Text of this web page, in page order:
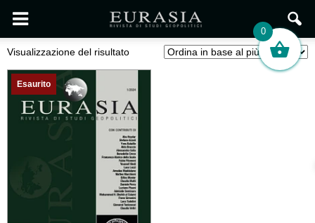
Visualizzazione del risultato
Esaurito
0